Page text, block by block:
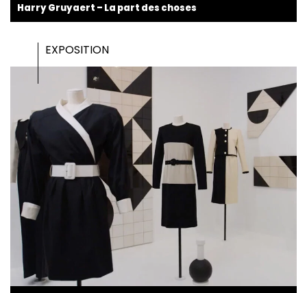
Harry Gruyaert – La part des choses
EXPOSITION